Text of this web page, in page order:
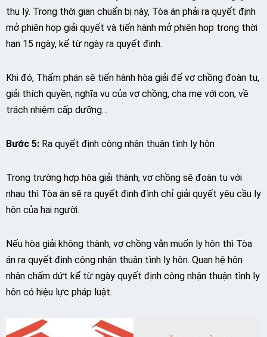
thụ lý. Trong thời gian chuẩn bị này, Tòa án phải ra quyết định
mở phiên họp giải quyết và tiến hành mở phiên họp trong thời
hạn 15 ngày, kể từ ngày ra quyết định.
Khi đó, Thẩm phán sẽ tiến hành hòa giải để vợ chồng đoàn tụ,
giải thích quyền, nghĩa vụ của vợ chồng, cha mẹ với con, về
trách nhiệm cấp dưỡng…
Bước 5: Ra quyết định công nhận thuận tình ly hôn
Trong trường hợp hòa giải thành, vợ chồng sẽ đoàn tụ với
nhau thì Tòa án sẽ ra quyết định đình chỉ giải quyết yêu cầu ly
hôn của hai người.
Nếu hòa giải không thành, vợ chồng vẫn muốn ly hôn thì Tòa
án ra quyết định công nhận thuận tình ly hôn. Quan hệ hôn
nhân chấm dứt kể từ ngày quyết định công nhận thuận tình ly
hôn có hiệu lực pháp luật.